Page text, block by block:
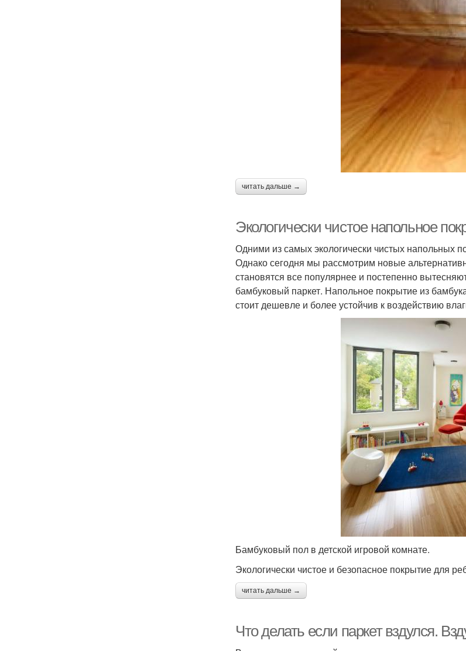
читать дальше →
Экологически чистое напольное
Одними из самых экологически чистых напольных
Однако сегодня мы рассмотрим новые
становятся все популярнее и постепенно
бамбуковый паркет. Напольное покрытие из
стоит дешевле и более устойчив к воздействию
Бамбуковый пол в детской игровой комнате.
Экологически чистое и безопасное покрытие для
читать дальше →
Что делать если паркет вздулся.